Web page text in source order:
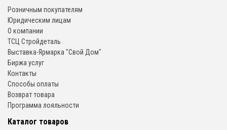
Розничным покупателям
Юридическим лицам
О компании
ТСЦ Стройдеталь
Выставка-Ярмарка "Свой Дом"
Биржа услуг
Контакты
Способы оплаты
Возврат товара
Программа лояльности
Каталог товаров